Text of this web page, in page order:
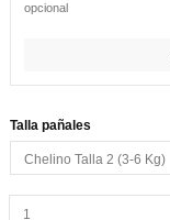
opcional
Talla pañales